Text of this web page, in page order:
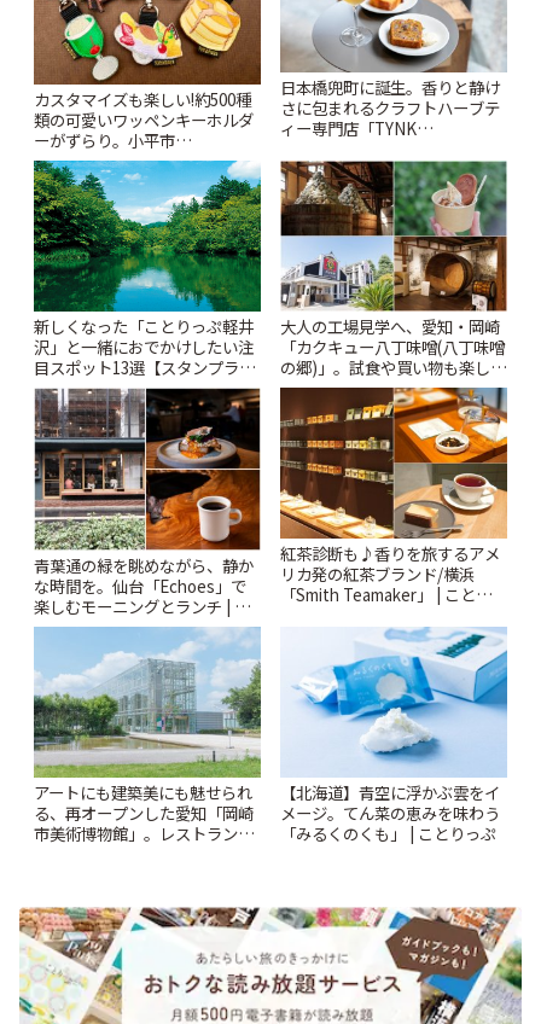
カスタマイズも楽しい!約500種
類の可愛いワッペンキーホルダ
ーがずらり。小平市
「Kimamaya T&K」 | ことりっ
ぷ
日本橋兜町に誕生。香りと静け
さに包まれるクラフトハーブテ
ィー専門店「TYNK
新しくなった「ことりっぷ軽井
沢」と一緒におでかけしたい注
目スポット13選【スタンプラリ
ー開催中】 | ことりっぷ
大人の工場見学へ、愛知・岡崎
「カクキュー八丁味噌(八丁味噌
の郷)」。試食や買い物も楽しみ
♪ | ことりっぷ
青葉通の緑を眺めながら、静か
な時間を。仙台「Echoes」で
楽しむモーニングとランチ | こ
とりっぷ
紅茶診断も♪香りを旅するアメ
リカ発の紅茶ブランド/横浜
「Smith Teamaker」 | ことりっ
アートにも建築美にも魅せられ
る、再オープンした愛知「岡崎
市美術博物館」。レストランや
【北海道】青空に浮かぶ雲をイ
メージ。てん菜の恵みを味わう
「みるくのくも」 | ことりっぷ